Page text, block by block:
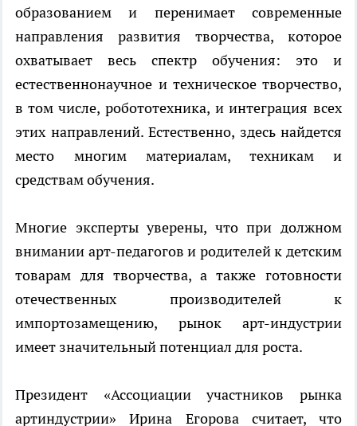
образованием и перенимает современные
направления развития творчества, которое
охватывает весь спектр обучения: это и
естественнонаучное и техническое творчество,
в том числе, робототехника, и интеграция всех
этих направлений. Естественно, здесь найдется
место многим материалам, техникам и
средствам обучения.
Многие эксперты уверены, что при должном
внимании арт-педагогов и родителей к детским
товарам для творчества, а также готовности
отечественных производителей к
импортозамещению, рынок арт-индустрии
имеет значительный потенциал для роста.
Президент «Ассоциации участников рынка
артиндустрии» Ирина Егорова считает, что